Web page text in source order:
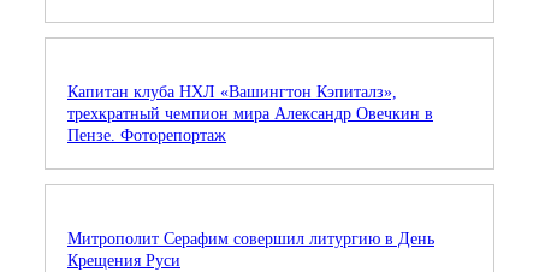
Капитан клуба НХЛ «Вашингтон Кэпиталз»,
трехкратный чемпион мира Александр Овечкин в
Пензе. Фоторепортаж
Митрополит Серафим совершил литургию в День
Крещения Руси